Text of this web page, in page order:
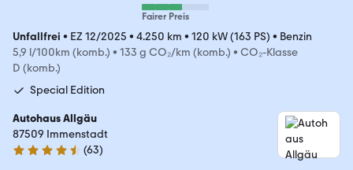
Fairer Preis
Unfallfrei • EZ 12/2025 • 4.250 km • 120 kW (163 PS) • Benzin
5,9 l/100km (komb.) • 133 g CO₂/km (komb.) • CO₂-Klasse
D (komb.)
Special Edition
Autohaus Allgäu
87509 Immenstadt
4.7 Sterne
(63)